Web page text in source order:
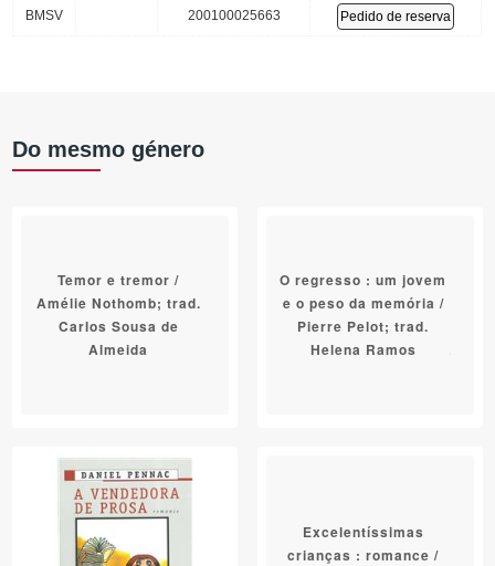
BMSV 200100025663 Pedido de reserva
Do mesmo género
Temor e tremor /
Amélie Nothomb; trad.
Carlos Sousa de
Almeida
O regresso : um jovem
e o peso da memória /
Pierre Pelot; trad.
Helena Ramos
Excelentíssimas
crianças : romance /